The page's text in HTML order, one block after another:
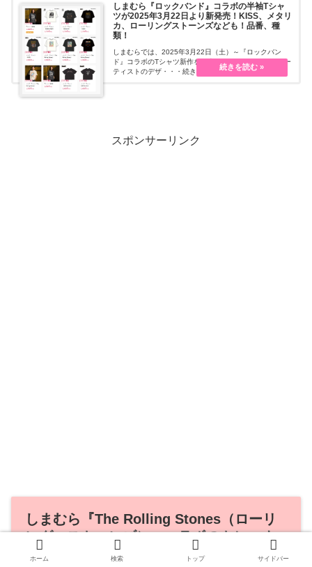
しまむら『ロックバンド』コラボの半袖Tシャ
ツが2025年3月22日より新発売！KISS、メタリ
カ、ローリングストーンズなども！品番、種
類！
しまむらでは、2025年3月22日（土）～『ロックバン
ド』コラボのTシャツ新作を販売します。毎回人気のアー
ティストのデザ・・・続きを読む
スポンサーリンク
しまむら『The Rolling Stones（ローリ
ング・ストーンズ）』コラボのトレーナ
ーが2024年10月12日(土)より発売
ホーム 検索 トップ サイドバー